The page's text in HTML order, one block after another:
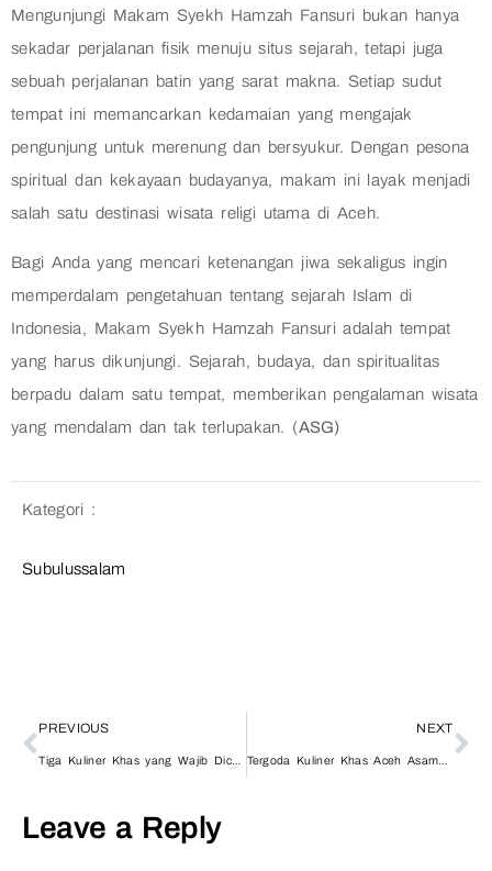
Mengunjungi Makam Syekh Hamzah Fansuri bukan hanya
sekadar perjalanan fisik menuju situs sejarah, tetapi juga
sebuah perjalanan batin yang sarat makna. Setiap sudut
tempat ini memancarkan kedamaian yang mengajak
pengunjung untuk merenung dan bersyukur. Dengan pesona
spiritual dan kekayaan budayanya, makam ini layak menjadi
salah satu destinasi wisata religi utama di Aceh.
Bagi Anda yang mencari ketenangan jiwa sekaligus ingin
memperdalam pengetahuan tentang sejarah Islam di
Indonesia, Makam Syekh Hamzah Fansuri adalah tempat
yang harus dikunjungi. Sejarah, budaya, dan spiritualitas
berpadu dalam satu tempat, memberikan pengalaman wisata
yang mendalam dan tak terlupakan. (ASG)
Kategori :
Subulussalam
PREVIOUS
Tiga Kuliner Khas yang Wajib Dicoba saat di Bireuen
NEXT
Tergoda Kuliner Khas Aceh Asam Keueng
Leave a Reply